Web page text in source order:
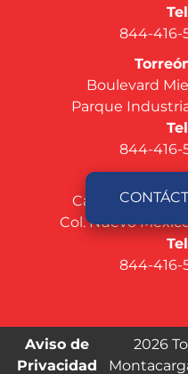
844-416-
Boulevard
Parque
844-416-
Silao,
Carretera
Col. Nuevo
844-416-
Aviso de
Privacidad
2026